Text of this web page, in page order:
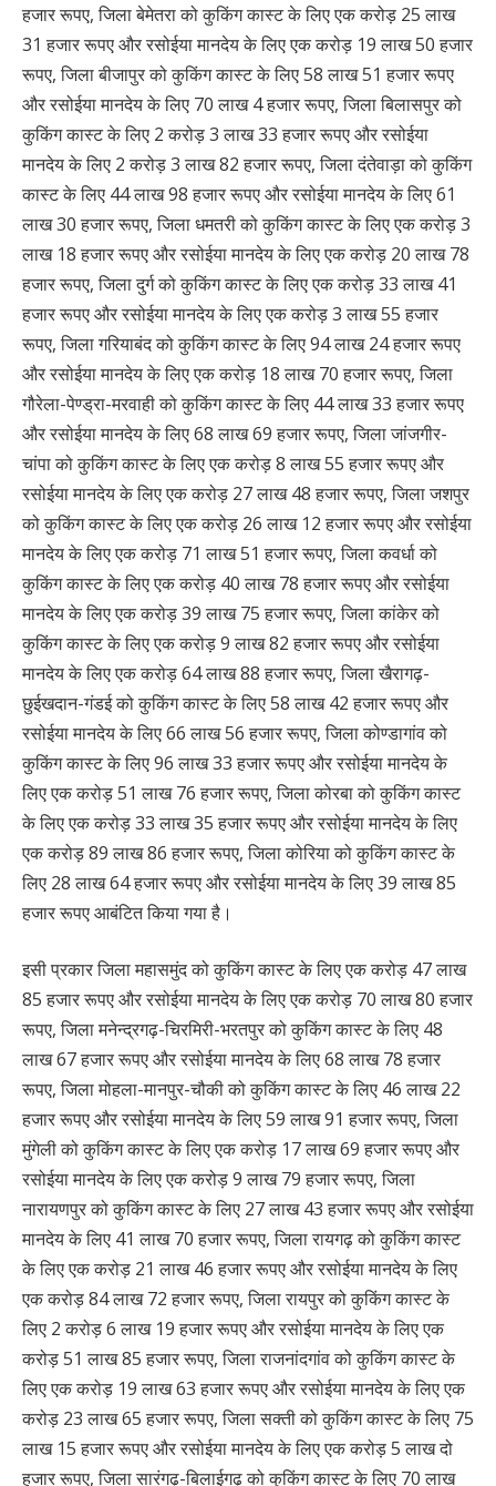
हजार रूपए, जिला बेमेतरा को कुकिंग कास्ट के लिए एक करोड़ 25 लाख
31 हजार रूपए और रसोईया मानदेय के लिए एक करोड़ 19 लाख 50 हजार
रूपए, जिला बीजापुर को कुकिंग कास्ट के लिए 58 लाख 51 हजार रूपए
और रसोईया मानदेय के लिए 70 लाख 4 हजार रूपए, जिला बिलासपुर को
कुकिंग कास्ट के लिए 2 करोड़ 3 लाख 33 हजार रूपए और रसोईया
मानदेय के लिए 2 करोड़ 3 लाख 82 हजार रूपए, जिला दंतेवाड़ा को कुकिंग
कास्ट के लिए 44 लाख 98 हजार रूपए और रसोईया मानदेय के लिए 61
लाख 30 हजार रूपए, जिला धमतरी को कुकिंग कास्ट के लिए एक करोड़ 3
लाख 18 हजार रूपए और रसोईया मानदेय के लिए एक करोड़ 20 लाख 78
हजार रूपए, जिला दुर्ग को कुकिंग कास्ट के लिए एक करोड़ 33 लाख 41
हजार रूपए और रसोईया मानदेय के लिए एक करोड़ 3 लाख 55 हजार
रूपए, जिला गरियाबंद को कुकिंग कास्ट के लिए 94 लाख 24 हजार रूपए
और रसोईया मानदेय के लिए एक करोड़ 18 लाख 70 हजार रूपए, जिला
गौरेला-पेण्ड्रा-मरवाही को कुकिंग कास्ट के लिए 44 लाख 33 हजार रूपए
और रसोईया मानदेय के लिए 68 लाख 69 हजार रूपए, जिला जांजगीर-
चांपा को कुकिंग कास्ट के लिए एक करोड़ 8 लाख 55 हजार रूपए और
रसोईया मानदेय के लिए एक करोड़ 27 लाख 48 हजार रूपए, जिला जशपुर
को कुकिंग कास्ट के लिए एक करोड़ 26 लाख 12 हजार रूपए और रसोईया
मानदेय के लिए एक करोड़ 71 लाख 51 हजार रूपए, जिला कवर्धा को
कुकिंग कास्ट के लिए एक करोड़ 40 लाख 78 हजार रूपए और रसोईया
मानदेय के लिए एक करोड़ 39 लाख 75 हजार रूपए, जिला कांकेर को
कुकिंग कास्ट के लिए एक करोड़ 9 लाख 82 हजार रूपए और रसोईया
मानदेय के लिए एक करोड़ 64 लाख 88 हजार रूपए, जिला खैरागढ़-
छुईखदान-गंडई को कुकिंग कास्ट के लिए 58 लाख 42 हजार रूपए और
रसोईया मानदेय के लिए 66 लाख 56 हजार रूपए, जिला कोण्डागांव को
कुकिंग कास्ट के लिए 96 लाख 33 हजार रूपए और रसोईया मानदेय के
लिए एक करोड़ 51 लाख 76 हजार रूपए, जिला कोरबा को कुकिंग कास्ट
के लिए एक करोड़ 33 लाख 35 हजार रूपए और रसोईया मानदेय के लिए
एक करोड़ 89 लाख 86 हजार रूपए, जिला कोरिया को कुकिंग कास्ट के
लिए 28 लाख 64 हजार रूपए और रसोईया मानदेय के लिए 39 लाख 85
हजार रूपए आबंटित किया गया है।
इसी प्रकार जिला महासमुंद को कुकिंग कास्ट के लिए एक करोड़ 47 लाख
85 हजार रूपए और रसोईया मानदेय के लिए एक करोड़ 70 लाख 80 हजार
रूपए, जिला मनेन्द्रगढ़-चिरमिरी-भरतपुर को कुकिंग कास्ट के लिए 48
लाख 67 हजार रूपए और रसोईया मानदेय के लिए 68 लाख 78 हजार
रूपए, जिला मोहला-मानपुर-चौकी को कुकिंग कास्ट के लिए 46 लाख 22
हजार रूपए और रसोईया मानदेय के लिए 59 लाख 91 हजार रूपए, जिला
मुंगेली को कुकिंग कास्ट के लिए एक करोड़ 17 लाख 69 हजार रूपए और
रसोईया मानदेय के लिए एक करोड़ 9 लाख 79 हजार रूपए, जिला
नारायणपुर को कुकिंग कास्ट के लिए 27 लाख 43 हजार रूपए और रसोईया
मानदेय के लिए 41 लाख 70 हजार रूपए, जिला रायगढ़ को कुकिंग कास्ट
के लिए एक करोड़ 21 लाख 46 हजार रूपए और रसोईया मानदेय के लिए
एक करोड़ 84 लाख 72 हजार रूपए, जिला रायपुर को कुकिंग कास्ट के
लिए 2 करोड़ 6 लाख 19 हजार रूपए और रसोईया मानदेय के लिए एक
करोड़ 51 लाख 85 हजार रूपए, जिला राजनांदगांव को कुकिंग कास्ट के
लिए एक करोड़ 19 लाख 63 हजार रूपए और रसोईया मानदेय के लिए एक
करोड़ 23 लाख 65 हजार रूपए, जिला सक्ती को कुकिंग कास्ट के लिए 75
लाख 15 हजार रूपए और रसोईया मानदेय के लिए एक करोड़ 5 लाख दो
हजार रूपए, जिला सारंगढ़-बिलाईगढ़ को कुकिंग कास्ट के लिए 70 लाख